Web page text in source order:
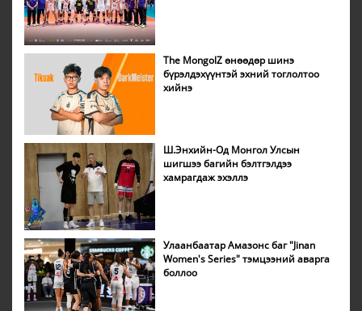
The MongolZ өнөөдөр шинэ
бүрэлдэхүүнтэй эхний тоглолтоо
хийнэ
Ш.Энхийн-Од Монгол Улсын
шигшээ багийн бэлтгэлдээ
хамрагдаж эхэллэ
Улаанбаатар Амазонс баг "Jinan
Women's Series" тэмцээний аварга
боллоо